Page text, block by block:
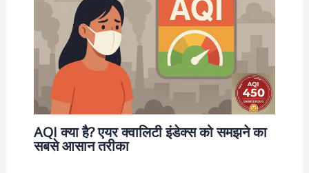
AQI क्या है? एयर क्वालिटी इंडेक्स को समझने का
सबसे आसान तरीका